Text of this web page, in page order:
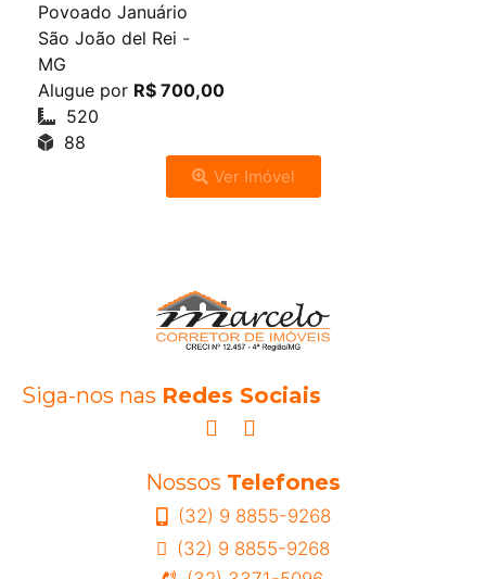
Povoado Januário
São João del Rei -
MG
Alugue por R$ 700,00
520
88
Ver Imóvel
Siga-nos nas Redes Sociais
Nossos Telefones
(32) 9 8855-9268
(32) 9 8855-9268